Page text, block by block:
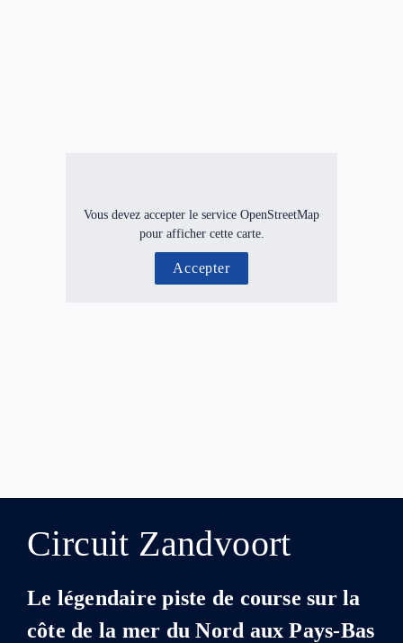
Vous devez accepter le service OpenStreetMap
pour afficher cette carte.
Accepter
Circuit Zandvoort
Le légendaire piste de course sur la
côte de la mer du Nord aux Pays-Bas